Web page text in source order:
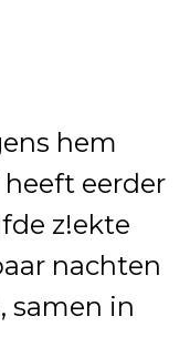
hem
eerder
z!ekte
nachten
samen in